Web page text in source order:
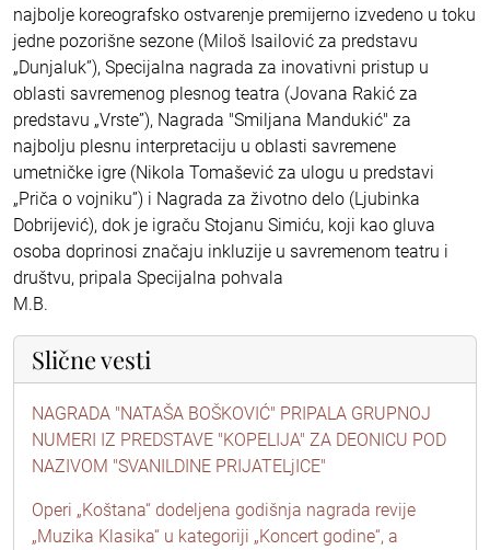
najbolje koreografsko ostvarenje premijerno izvedeno u toku
jedne pozorišne sezone (Miloš Isailović za predstavu
„Dunjaluk”), Specijalna nagrada za inovativni pristup u
oblasti savremenog plesnog teatra (Jovana Rakić za
predstavu „Vrste”), Nagrada "Smiljana Mandukić" za
najbolju plesnu interpretaciju u oblasti savremene
umetničke igre (Nikola Tomašević za ulogu u predstavi
„Priča o vojniku”) i Nagrada za životno delo (Ljubinka
Dobrijević), dok je igraču Stojanu Simiću, koji kao gluva
osoba doprinosi značaju inkluzije u savremenom teatru i
društvu, pripala Specijalna pohvala
M.B.
Slične vesti
NAGRADA "NATAŠA BOŠKOVIĆ" PRIPALA GRUPNOJ
NUMERI IZ PREDSTAVE "KOPELIJA" ZA DEONICU POD
NAZIVOM "SVANILDINE PRIJATELjICE"
Operi „Koštana“ dodeljena godišnja nagrada revije
„Muzika Klasika“ u kategoriji „Koncert godine“, a